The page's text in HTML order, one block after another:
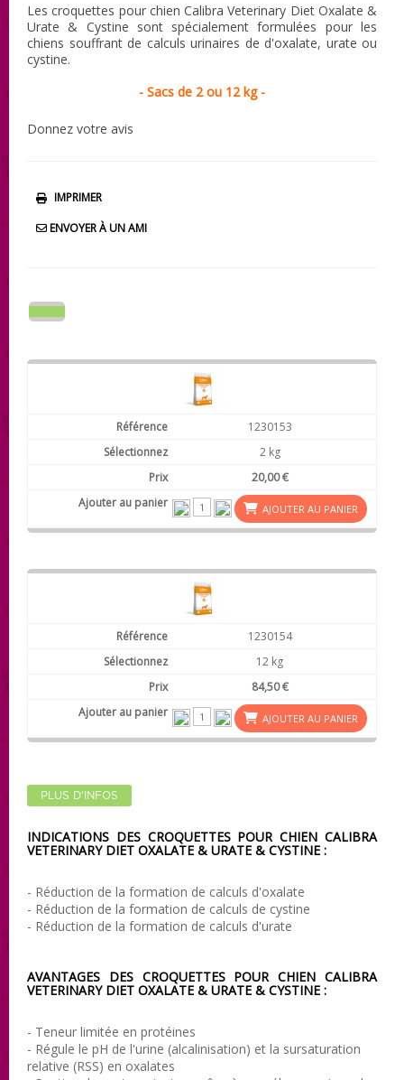
Les croquettes pour chien Calibra Veterinary Diet Oxalate &
Urate & Cystine sont spécialement formulées pour les
chiens souffrant de calculs urinaires de d'oxalate, urate ou
cystine.
- Sacs de 2 ou 12 kg -
Donnez votre avis
IMPRIMER
ENVOYER À UN AMI
1230153
2 kg
20,00 €
AJOUTER AU PANIER
1230154
12 kg
84,50 €
AJOUTER AU PANIER
PLUS D'INFOS
INDICATIONS DES CROQUETTES POUR CHIEN CALIBRA
VETERINARY DIET OXALATE & URATE & CYSTINE :
- Réduction de la formation de calculs d'oxalate
- Réduction de la formation de calculs de cystine
- Réduction de la formation de calculs d'urate
AVANTAGES DES CROQUETTES POUR CHIEN CALIBRA
VETERINARY DIET OXALATE & URATE & CYSTINE :
- Teneur limitée en protéines
- Régule le pH de l'urine (alcalinisation) et la sursaturation
relative (RSS) en oxalates